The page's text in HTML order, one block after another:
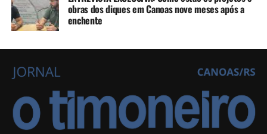
obras dos diques em Canoas nove meses após a
enchente